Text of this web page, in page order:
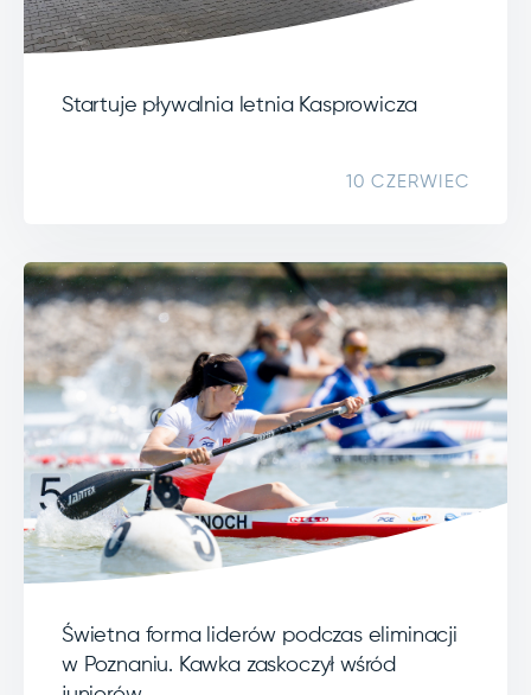
Startuje pływalnia letnia Kasprowicza
10 CZERWIEC
Świetna forma liderów podczas eliminacji
w Poznaniu. Kawka zaskoczył wśród